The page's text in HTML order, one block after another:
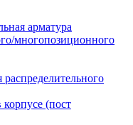
арматура
многопозиционного
(пост